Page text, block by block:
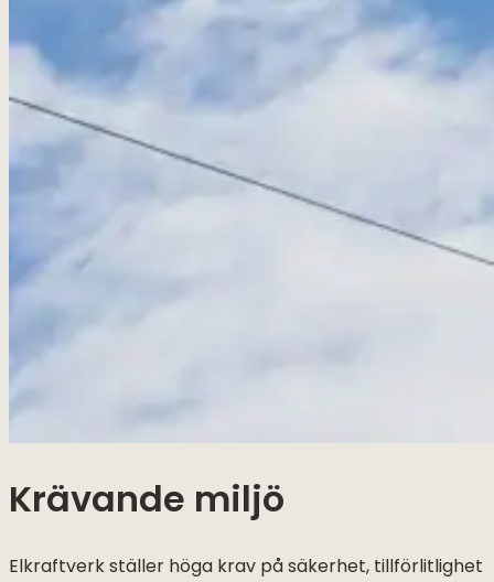
Krävande miljö
Elkraftverk ställer höga krav på säkerhet, tillförlitlighet